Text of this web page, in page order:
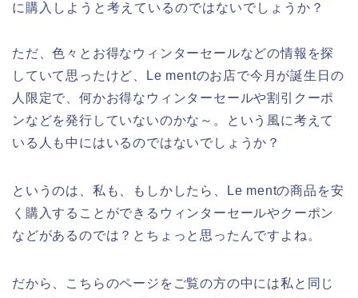
に購入しようと考えているのではないでしょうか？
ただ、色々とお得なウィンターセールなどの情報を探
していて思ったけど、Le mentのお店で今月が誕生日の
人限定で、何かお得なウィンターセールや割引クーポ
ンなどを発行していないのかな～。という風に考えて
いる人も中にはいるのではないでしょうか？
というのは、私も、もしかしたら、Le mentの商品を安
く購入することができるウィンターセールやクーポン
などがあるのでは？とちょっと思ったんですよね。
だから、こちらのページをご覧の方の中には私と同じ